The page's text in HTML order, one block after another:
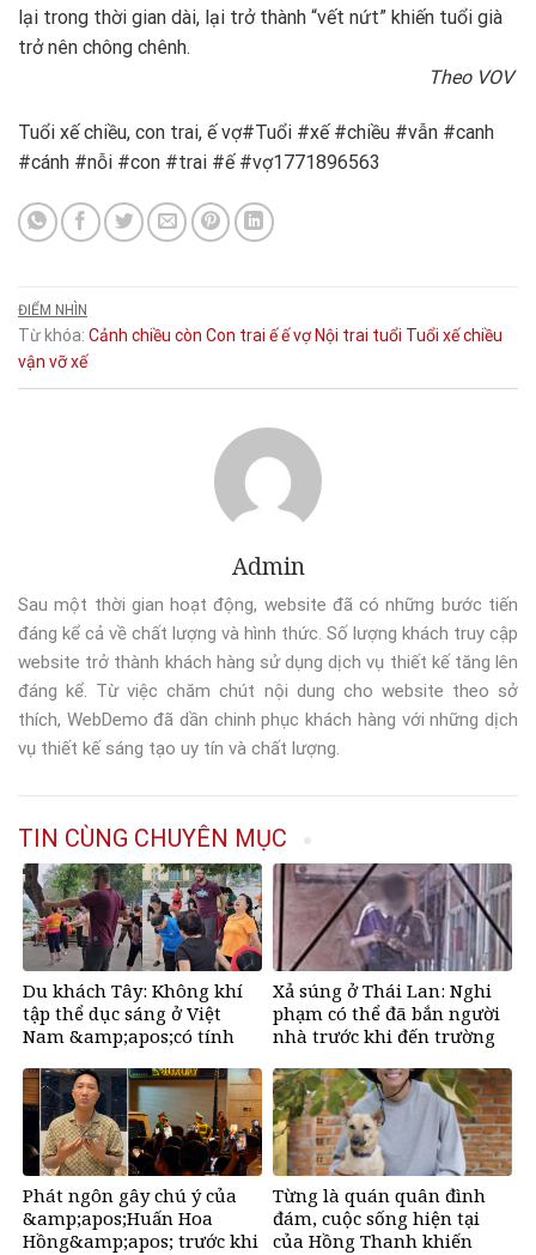
lại trong thời gian dài, lại trở thành “vết nứt” khiến tuổi già
trở nên chông chênh.
Theo VOV
Tuổi xế chiều, con trai, ế vợ#Tuổi #xế #chiều #vẫn #canh
#cánh #nỗi #con #trai #ế #vợ1771896563
ĐIỂM NHÌN
Từ khóa: Cảnh chiều còn Con trai ếế vợ Nội trai tuổi Tuổi xế chiều
vận vỡxế
Admin
Sau một thời gian hoạt động, website đã có những bước tiến
đáng kể cả về chất lượng và hình thức. Số lượng khách truy cập
website trở thành khách hàng sử dụng dịch vụ thiết kế tăng lên
đáng kể. Từ việc chăm chút nội dung cho website theo sở
thích, WebDemo đã dần chinh phục khách hàng với những dịch
vụ thiết kế sáng tạo uy tín và chất lượng.
TIN CÙNG CHUYÊN MỤC
Du khách Tây: Không khí
tập thể dục sáng ở Việt
Nam &amp;apos;có tính
cao&amp;apos;
Xả súng ở Thái Lan: Nghi
phạm có thể đã bắn người
nhà trước khi đến trường
Phát ngôn gây chú ý của
&amp;apos;Huấn Hoa
Hồng&amp;apos; trước khi
Từng là quán quân đình
đám, cuộc sống hiện tại
của Hồng Thanh khiến